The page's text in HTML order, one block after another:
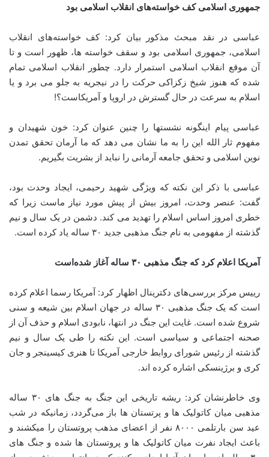
جمهوری اسلامی کف خواسته‌های انقلاب اسلامی بود
عباسی در نقد مبحث مذکور بیان کرد: کف خواسته‌های انقلاب
اسلامی، جمهوری اسلامی بود و سقف خواسته ها، ظهور است و تا
آن موقع انقلاب اسلامی استمرار دارد. چطور انقلاب اسلامی تمام
شده که هنوز شیخ زکزاکی حرکت را در نیجریه به جلو می برد و یا
اسلام به سرعت در حال گسترش در اروپا و آمریکاست؟!
عباسی پیام اینگونه نشستها را چنین عنوان کرد: خون شهیدان و
مفهوم ثار الله این را به ما نشان می دهد که ما آرمان تحقق تمدن
نوین اسلامی و تحقق جامعه آرمانی را نباید از بشریت بگیریم.
عباسی با ذکر این نکته که ویژگی شهید رحیمی، ایجاد وحدت بود،
گفت: عنصر وحدت، امروز بیش از پیش مورد نیاز ماست زیرا که
خطری امروز اساس اسلام را تهدید می کند. دشمن در یک سال و نیم
گذشته از مفهومی به نام جنگ مذهبی جدید ۳۰ ساله یاد کرده است.
آمریکا اعلام کرد که جنگ مذهبی ۳۰ ساله آغاز شده‌است
رییس مرکز بررسی‌های دکترینال اظهار کرد: آمریکا رسما اعلام کرده
است که یک جنگ مذهبی ۳۰ ساله در جهان اسلام بین شیعه و سنی
شروع شده است. غایت این جنگ در انتها، نابودی اسلام و حذف آن از
صحنه اجتماعی و سیاسی است. این نکته را طی یک سال و نیم
گذشته از رئیس شورای روابط خارجی آمریکا تا هنری کیسینجر و جان
کری و برژینسکی اشاره کرده اند.
وی خاطرنشان کرد: ریشه تاریخی این جنگ به جنگ های ۳۰ ساله
مذهبی میان کاتولیک ها و پرتستان ها باز می‌گردد، زمانیکه در شب
عید سن بارتلمی ۸۰۰۰ نفر از اعضای مذهب پروتستان را میکشند و
باعث ایجاد نفرت میان کاتولیک ها و پروتستان ها شده و جنگ های